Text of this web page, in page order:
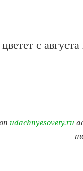
с августа
udachnyesovety.ru